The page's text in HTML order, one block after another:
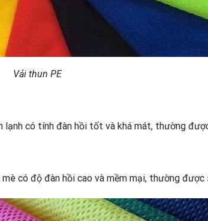
Vải thun PE
có tính đàn hồi tốt và khá mát, thường
có độ đàn hồi cao và mềm mại, thường được